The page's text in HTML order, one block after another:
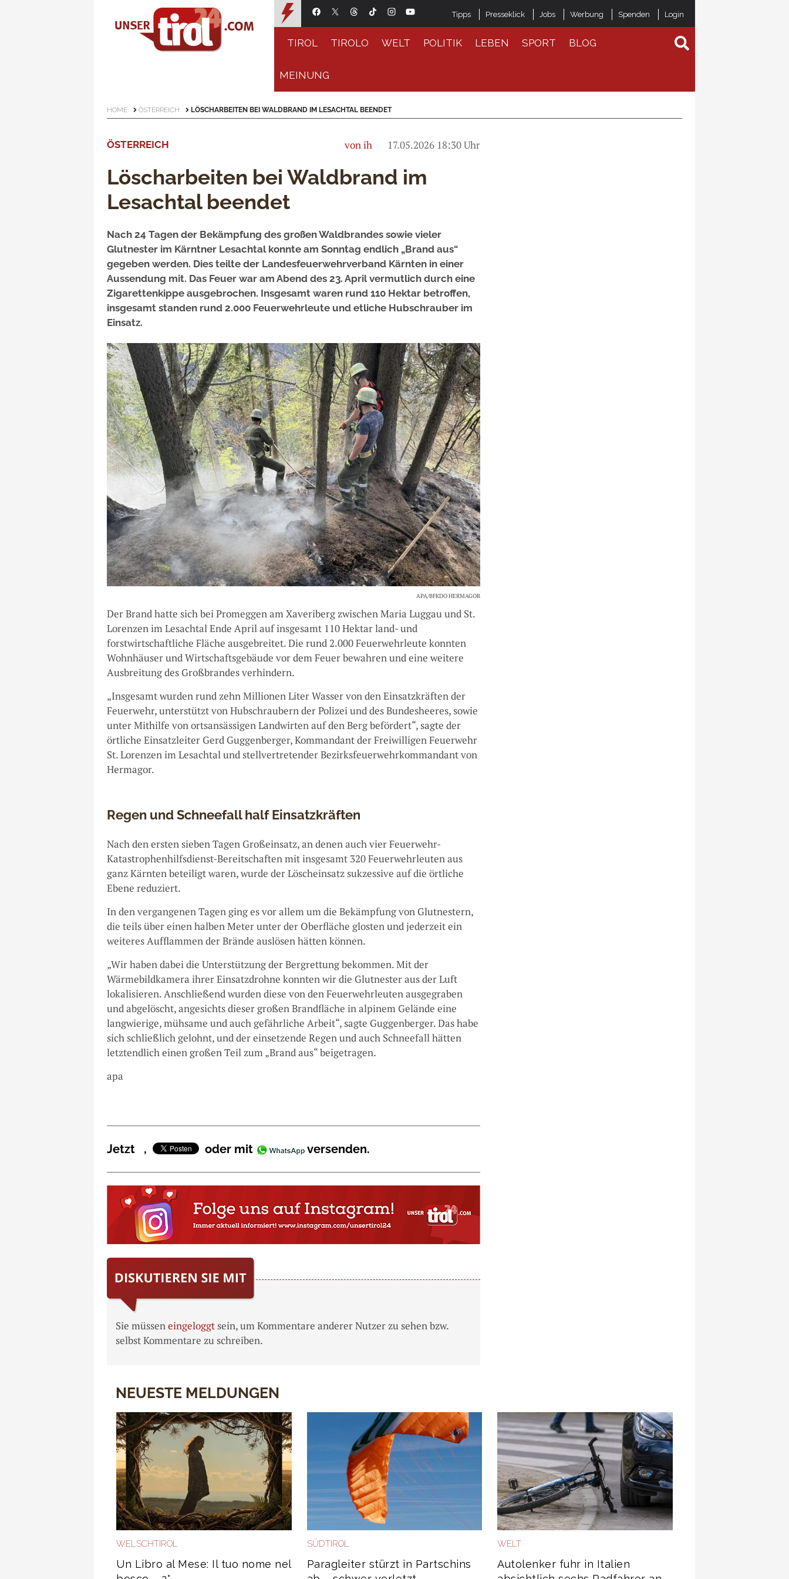
Tipps Presseklick Jobs Werbung Spenden Login
TIROL TIROLO WELT POLITIK LEBEN SPORT BLOG
MEINUNG
HOME ÖSTERREICH LÖSCHARBEITEN BEI WALDBRAND IM LESACHTAL BEENDET
ÖSTERREICH von ih 17.05.2026 18:30 Uhr
Löscharbeiten bei Waldbrand im
Lesachtal beendet
Nach 24 Tagen der Bekämpfung des großen Waldbrandes sowie vieler
Glutnester im Kärntner Lesachtal konnte am Sonntag endlich „Brand aus“
gegeben werden. Dies teilte der Landesfeuerwehrverband Kärnten in einer
Aussendung mit. Das Feuer war am Abend des 23. April vermutlich durch eine
Zigarettenkippe ausgebrochen. Insgesamt waren rund 110 Hektar betroffen,
insgesamt standen rund 2.000 Feuerwehrleute und etliche Hubschrauber im
Einsatz.
APA/BFKDO HERMAGOR
Der Brand hatte sich bei Promeggen am Xaveriberg zwischen Maria Luggau und St.
Lorenzen im Lesachtal Ende April auf insgesamt 110 Hektar land- und
forstwirtschaftliche Fläche ausgebreitet. Die rund 2.000 Feuerwehrleute konnten
Wohnhäuser und Wirtschaftsgebäude vor dem Feuer bewahren und eine weitere
Ausbreitung des Großbrandes verhindern.
„Insgesamt wurden rund zehn Millionen Liter Wasser von den Einsatzkräften der
Feuerwehr, unterstützt von Hubschraubern der Polizei und des Bundesheeres, sowie
unter Mithilfe von ortsansässigen Landwirten auf den Berg befördert“, sagte der
örtliche Einsatzleiter Gerd Guggenberger, Kommandant der Freiwilligen Feuerwehr
St. Lorenzen im Lesachtal und stellvertretender Bezirksfeuerwehrkommandant von
Hermagor.
Regen und Schneefall half Einsatzkräften
Nach den ersten sieben Tagen Großeinsatz, an denen auch vier Feuerwehr-
Katastrophenhilfsdienst-Bereitschaften mit insgesamt 320 Feuerwehrleuten aus
ganz Kärnten beteiligt waren, wurde der Löscheinsatz sukzessive auf die örtliche
Ebene reduziert.
In den vergangenen Tagen ging es vor allem um die Bekämpfung von Glutnestern,
die teils über einen halben Meter unter der Oberfläche glosten und jederzeit ein
weiteres Aufflammen der Brände auslösen hätten können.
„Wir haben dabei die Unterstützung der Bergrettung bekommen. Mit der
Wärmebildkamera ihrer Einsatzdrohne konnten wir die Glutnester aus der Luft
lokalisieren. Anschließend wurden diese von den Feuerwehrleuten ausgegraben
und abgelöscht, angesichts dieser großen Brandfläche in alpinem Gelände eine
langwierige, mühsame und auch gefährliche Arbeit“, sagte Guggenberger. Das habe
sich schließlich gelohnt, und der einsetzende Regen und auch Schneefall hätten
letztendlich einen großen Teil zum „Brand aus“ beigetragen.
apa
Jetzt , oder mit versenden.
Sie müsseneingeloggt sein, um Kommentare anderer Nutzer zu sehen bzw.
selbst Kommentare zu schreiben.
NEUESTE MELDUNGEN
WELSCHTIROL
Un Libro al Mese: Il tuo nome nel
SÜDTIROL
Paragleiter stürzt in Partschins
WELT
Autolenker fuhr in Italien